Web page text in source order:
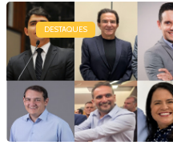
DESTAQUES